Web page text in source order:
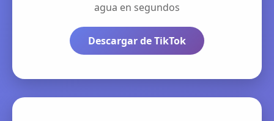
agua en segundos
Descargar de TikTok